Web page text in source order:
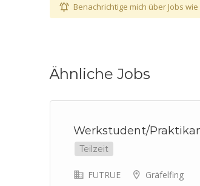
Benachrichtige mich über Jobs
Ähnliche Jobs
Werkstudent/
Teilzeit
FUTRUE Gräfelfing